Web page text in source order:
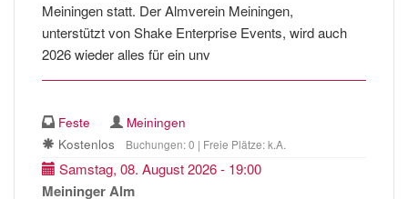
Meiningen statt. Der Almverein Meiningen,
unterstützt von Shake Enterprise Events, wird auch
2026 wieder alles für ein unv
Feste
Meiningen
Kostenlos
Buchungen: 0 | Freie Plätze: k.A.
Samstag, 08. August 2026 - 19:00
Meininger Alm